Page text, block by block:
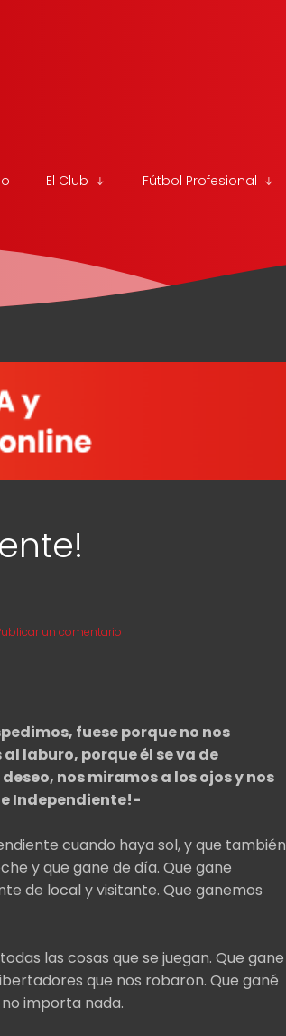
El Club Fútbol Profesional
un comentario
fuese porque no nos
laburo, porque él se va de
nos miramos a los ojos y nos
Independiente!-
cuando haya sol, y que también
y que gane de día. Que gane
de local y visitante. Que ganemos
las cosas que se juegan. Que gane
que nos robaron. Que gané
importa nada.